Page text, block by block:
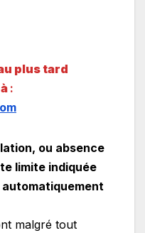
plus tard
:
ou absence
limite indiquée
malgré tout